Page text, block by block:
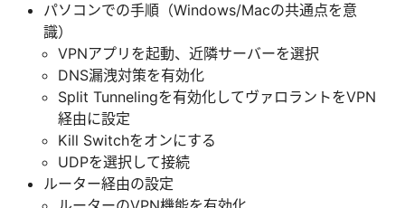
パソコンでの手順（Windows/Macの共通点を意
識）
VPNアプリを起動、近隣サーバーを選択
DNS漏洩対策を有効化
Split Tunnelingを有効化してヴァロラントをVPN
経由に設定
Kill Switchをオンにする
UDPを選択して接続
ルーター経由の設定